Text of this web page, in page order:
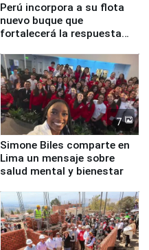
Perú incorpora a su flota
nuevo buque que
fortalecerá la respuesta
7
Simone Biles comparte en
Lima un mensaje sobre
salud mental y bienestar